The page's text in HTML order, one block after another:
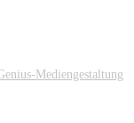
Mediengestaltung